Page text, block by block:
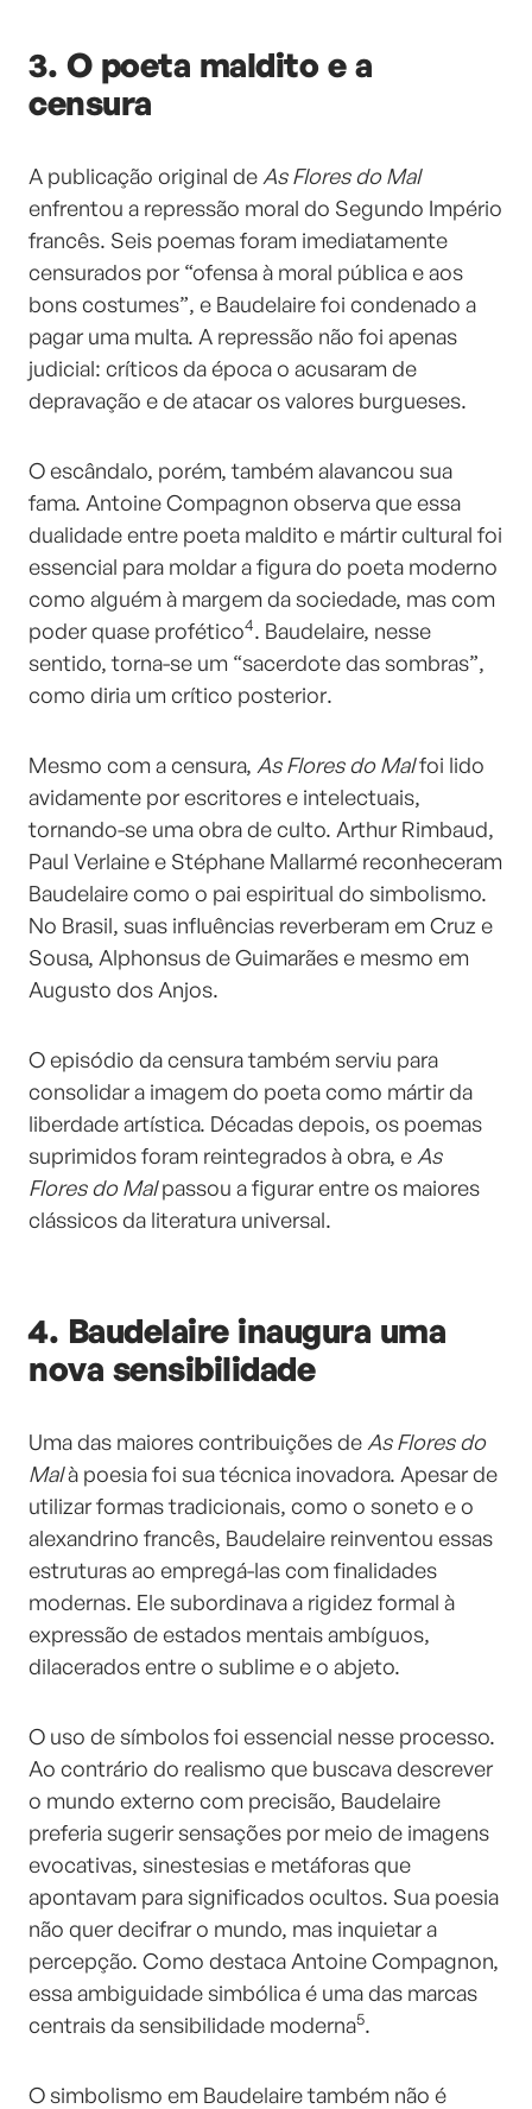
3. O poeta maldito e a
censura
A publicação original de As Flores do Mal
enfrentou a repressão moral do Segundo Império
francês. Seis poemas foram imediatamente
censurados por “ofensa à moral pública e aos
bons costumes”, e Baudelaire foi condenado a
pagar uma multa. A repressão não foi apenas
judicial: críticos da época o acusaram de
depravação e de atacar os valores burgueses.
O escândalo, porém, também alavancou sua
fama. Antoine Compagnon observa que essa
dualidade entre poeta maldito e mártir cultural foi
essencial para moldar a figura do poeta moderno
como alguém à margem da sociedade, mas com
poder quase profético4. Baudelaire, nesse
sentido, torna-se um “sacerdote das sombras”,
como diria um crítico posterior.
Mesmo com a censura, As Flores do Malfoi lido
avidamente por escritores e intelectuais,
tornando-se uma obra de culto. Arthur Rimbaud,
Paul Verlaine e Stéphane Mallarmé reconheceram
Baudelaire como o pai espiritual do simbolismo.
No Brasil, suas influências reverberam em Cruz e
Sousa, Alphonsus de Guimarães e mesmo em
Augusto dos Anjos.
O episódio da censura também serviu para
consolidar a imagem do poeta como mártir da
liberdade artística. Décadas depois, os poemas
suprimidos foram reintegrados à obra, e As
Flores do Malpassou a figurar entre os maiores
clássicos da literatura universal.
4. Baudelaire inaugura uma
nova sensibilidade
Uma das maiores contribuições de As Flores do
Malà poesia foi sua técnica inovadora. Apesar de
utilizar formas tradicionais, como o soneto e o
alexandrino francês, Baudelaire reinventou essas
estruturas ao empregá-las com finalidades
modernas. Ele subordinava a rigidez formal à
expressão de estados mentais ambíguos,
dilacerados entre o sublime e o abjeto.
O uso de símbolos foi essencial nesse processo.
Ao contrário do realismo que buscava descrever
o mundo externo com precisão, Baudelaire
preferia sugerir sensações por meio de imagens
evocativas, sinestesias e metáforas que
apontavam para significados ocultos. Sua poesia
não quer decifrar o mundo, mas inquietar a
percepção. Como destaca Antoine Compagnon,
essa ambiguidade simbólica é uma das marcas
centrais da sensibilidade moderna5.
O simbolismo em Baudelaire também não é